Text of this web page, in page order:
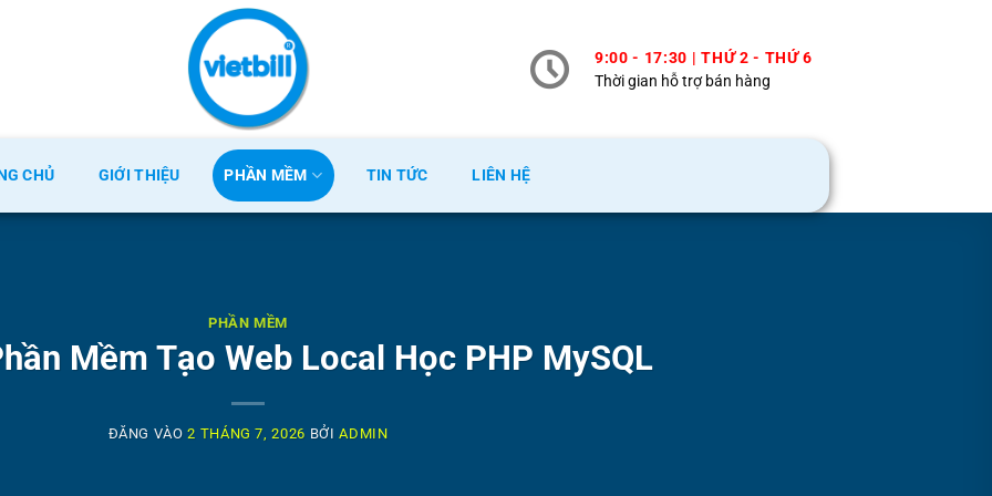
9:00 - 17:30 | THỨ 2 - THỨ 6
Thời gian hỗ trợ bán hàng
CHỦ GIỚI THIỆU PHẦN MỀM TIN TỨC LIÊN HỆ
PHẦN MỀM
Mềm Tạo Web Local Học PHP MySQL
ĐĂNG VÀO2 THÁNG 7, 2026 BỞIADMIN